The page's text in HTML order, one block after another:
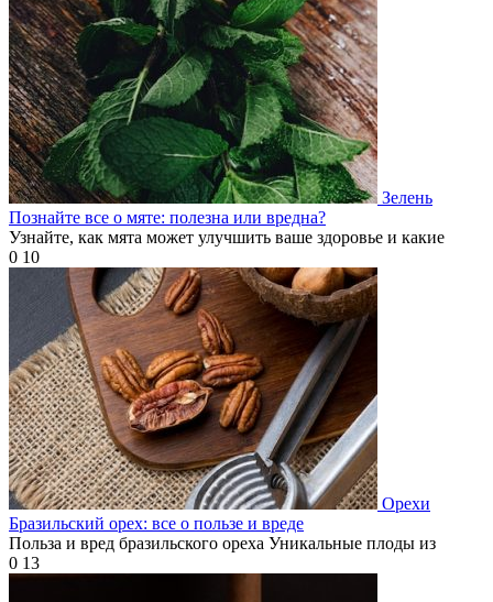
Зелень
Познайте все о мяте: полезна или вредна?
Узнайте, как мята может улучшить ваше здоровье и какие
0 10
Орехи
Бразильский орех: все о пользе и вреде
Польза и вред бразильского ореха Уникальные плоды из
0 13